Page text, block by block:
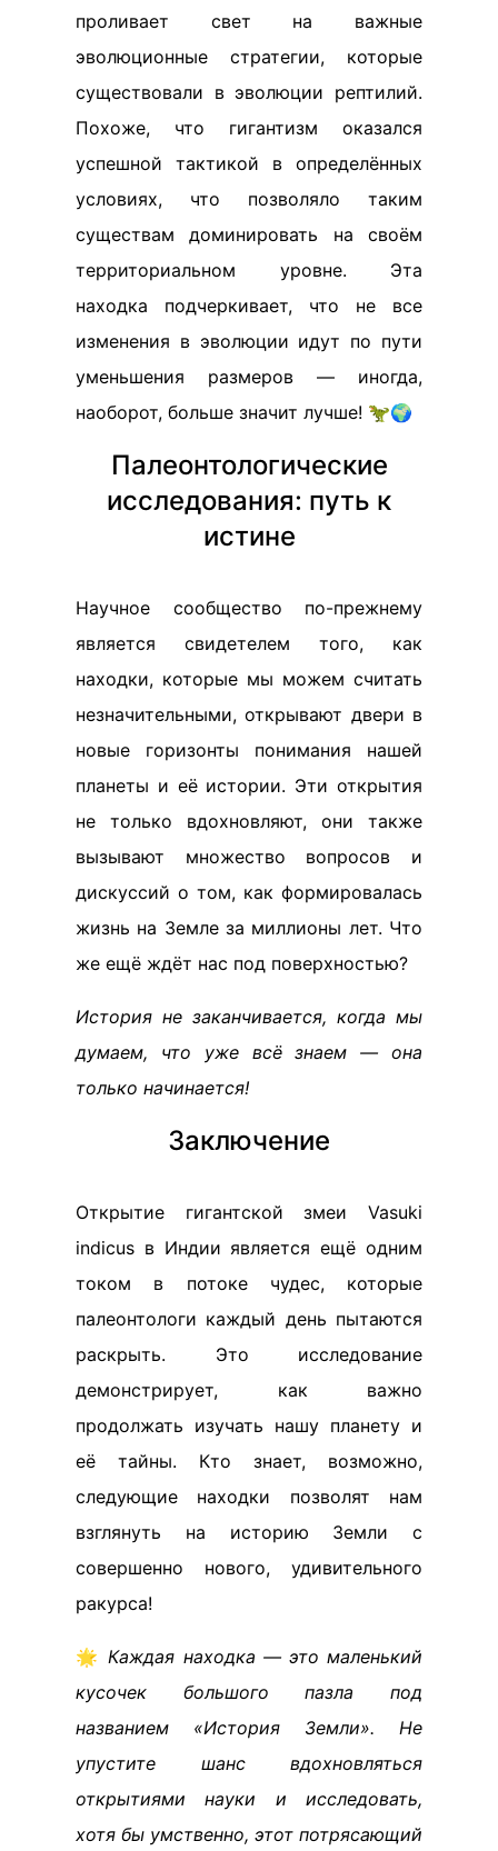
проливает свет на важные
эволюционные стратегии, которые
существовали в эволюции рептилий.
Похоже, что гигантизм оказался
успешной тактикой в определённых
условиях, что позволяло таким
существам доминировать на своём
территориальном уровне. Эта
находка подчеркивает, что не все
изменения в эволюции идут по пути
уменьшения размеров — иногда,
наоборот, больше значит лучше! 🦖🌍
Палеонтологические
исследования: путь к
истине
Научное сообщество по-прежнему
является свидетелем того, как
находки, которые мы можем считать
незначительными, открывают двери в
новые горизонты понимания нашей
планеты и её истории. Эти открытия
не только вдохновляют, они также
вызывают множество вопросов и
дискуссий о том, как формировалась
жизнь на Земле за миллионы лет. Что
же ещё ждёт нас под поверхностью?
История не заканчивается, когда мы
думаем, что уже всё знаем — она
только начинается!
Заключение
Открытие гигантской змеи Vasuki
indicus в Индии является ещё одним
током в потоке чудес, которые
палеонтологи каждый день пытаются
раскрыть. Это исследование
демонстрирует, как важно
продолжать изучать нашу планету и
её тайны. Кто знает, возможно,
следующие находки позволят нам
взглянуть на историю Земли с
совершенно нового, удивительного
ракурса!
🌟 Каждая находка — это маленький
кусочек большого пазла под
названием «История Земли». Не
упустите шанс вдохновляться
открытиями науки и исследовать,
хотя бы умственно, этот потрясающий